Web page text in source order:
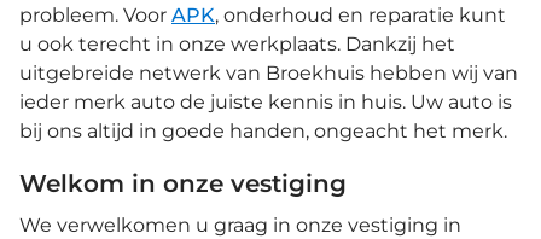
probleem. Voor APK, onderhoud en reparatie kunt
u ook terecht in onze werkplaats. Dankzij het
uitgebreide netwerk van Broekhuis hebben wij van
ieder merk auto de juiste kennis in huis. Uw auto is
bij ons altijd in goede handen, ongeacht het merk.
Welkom in onze vestiging
We verwelkomen u graag in onze vestiging in